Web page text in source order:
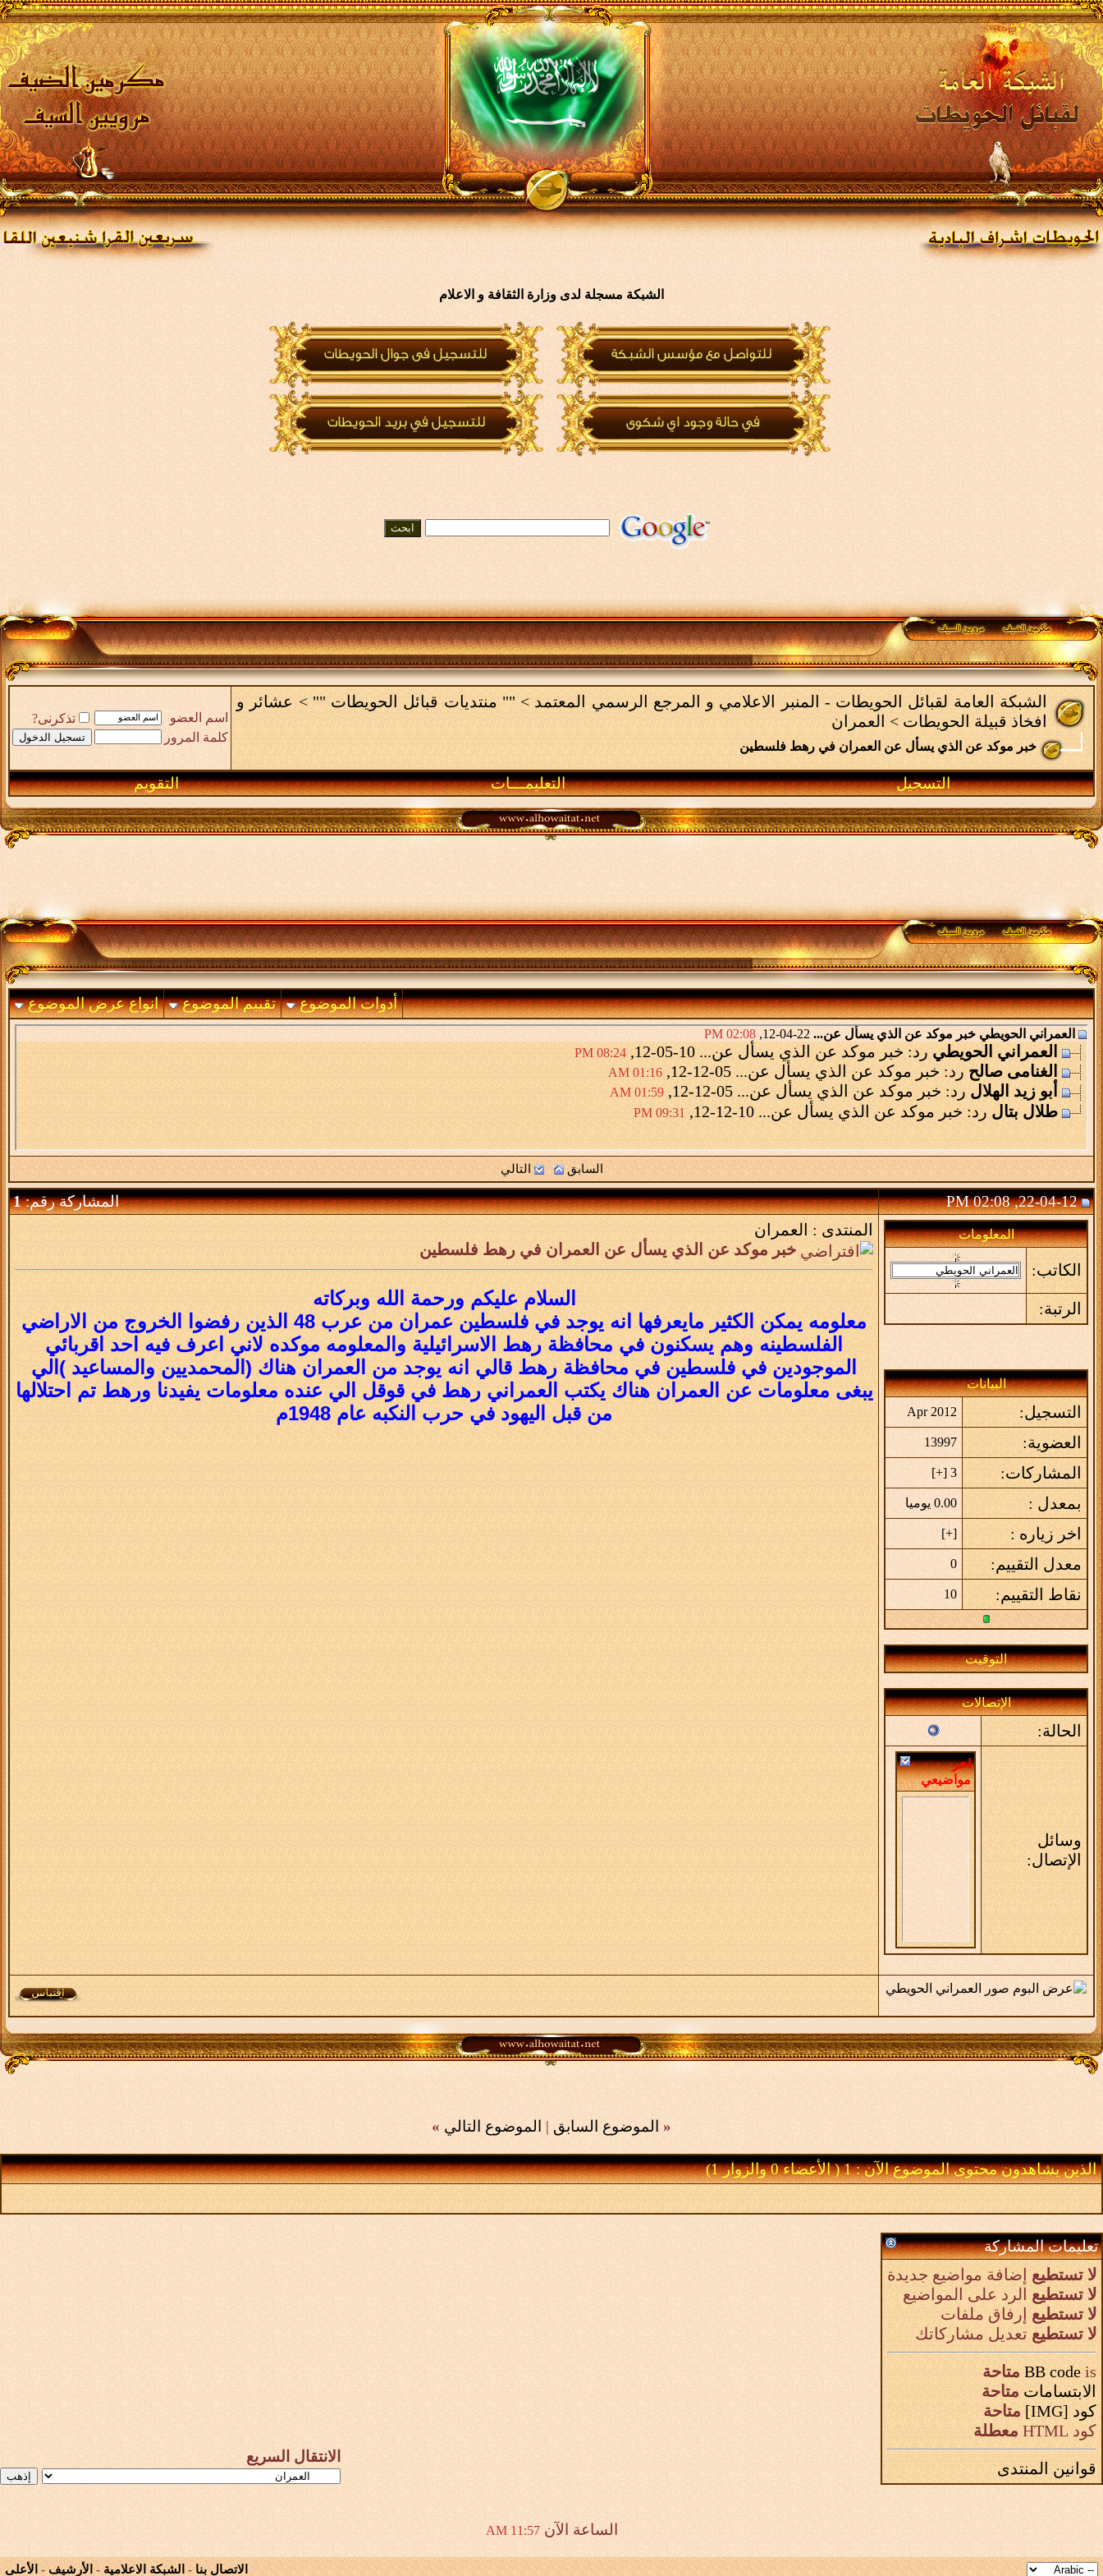
الشبكة مسجلة لدى وزارة الثقافة و الاعلام
الشبكة العامة لقبائل الحويطات - المنبر الاعلامي و المرجع الرسمي المعتمد > "" منتديات قبائل الحويطات "" > عشائر و
افخاذ قبيلة الحويطات > العمران
خبر موكد عن الذي يسأل عن العمران في رهط فلسطين
اسم العضو
تذكرنى?
كلمة المرور
التسجيل التعليمـــات التقويم
أدوات الموضوع تقييم الموضوع انواع عرض الموضوع
العمراني الحويطي خبر موكد عن الذي يسأل عن... 02:08 PM
العمراني الحويطي رد: خبر موكد عن الذي يسأل عن... 08:24 PM
الغنامى صالح رد: خبر موكد عن الذي يسأل عن... 01:16 AM
أبو زيد الهلال رد: خبر موكد عن الذي يسأل عن... 01:59 AM
طلال بتال رد: خبر موكد عن الذي يسأل عن... 09:31 PM
السابق التالي
22-04-12, 02:08 PM المشاركة رقم:1
المعلومات
الكاتب:
الرتبة:
البيانات
التسجيل: Apr 2012
العضوية: 13997
المشاركات: 3 [
+
]
بمعدل : 0.00 يوميا
اخر زياره : [
+
]
معدل التقييم: 0
نقاط التقييم: 10
التوقيت
الإتصالات
الحالة:
وسائل
الإتصال:
اخر
مواضيعي
المنتدى : العمران
خبر موكد عن الذي يسأل عن العمران في رهط فلسطين
السلام عليكم ورحمة الله وبركاته
معلومه يمكن الكثير مايعرفها انه يوجد في فلسطين عمران من عرب 48 الذين رفضوا الخروج من الاراضي
الفلسطينه وهم يسكنون في محافظة رهط الاسرائيلية والمعلومه موكده لاني اعرف فيه احد اقربائي
الموجودين في فلسطين في محافظة رهط قالي انه يوجد من العمران هناك (المحمديين والمساعيد )الي
يبغى معلومات عن العمران هناك يكتب العمراني رهط في قوقل الي عنده معلومات يفيدنا ورهط تم احتلالها
من قبل اليهود في حرب النكبه عام 1948م
« الموضوع السابق | الموضوع التالي »
الذين يشاهدون محتوى الموضوع الآن : 1 ( الأعضاء 0 والزوار 1)
تعليمات المشاركة
لا تستطيع إضافة مواضيع جديدة
لا تستطيع الرد على المواضيع
لا تستطيع إرفاق ملفات
لا تستطيع تعديل مشاركاتك
BB code is
متاحة
الابتسامات متاحة
كود [IMG]
متاحة
كود HTML
معطلة
قوانين المنتدى
الانتقال السريع
الساعة الآن11:57 AM
الاتصال بنا - الشبكة الاعلامية - الأرشيف - الأعلى